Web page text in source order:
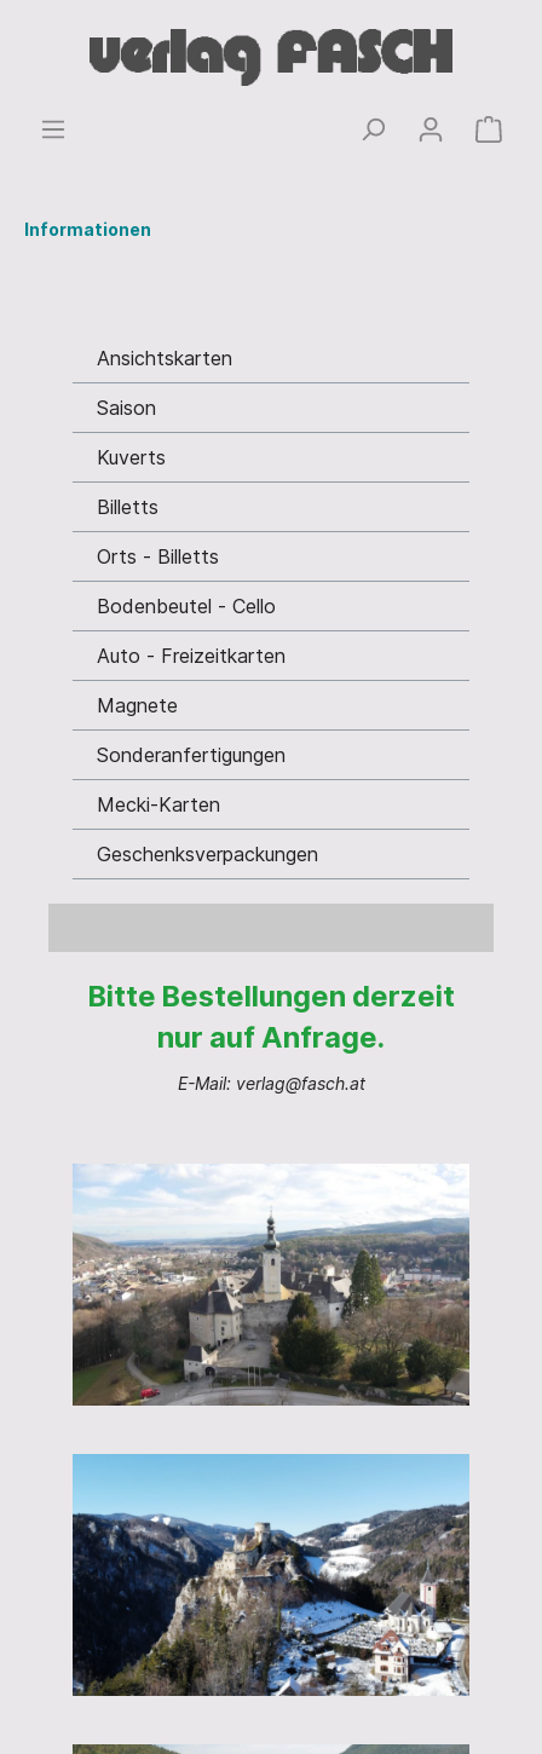
Informationen
Ansichtskarten
Saison
Kuverts
Billetts
Orts - Billetts
Bodenbeutel - Cello
Auto - Freizeitkarten
Magnete
Sonderanfertigungen
Mecki-Karten
Geschenksverpackungen
Bitte Bestellungen derzeit
nur auf Anfrage.
E-Mail: verlag@fasch.at